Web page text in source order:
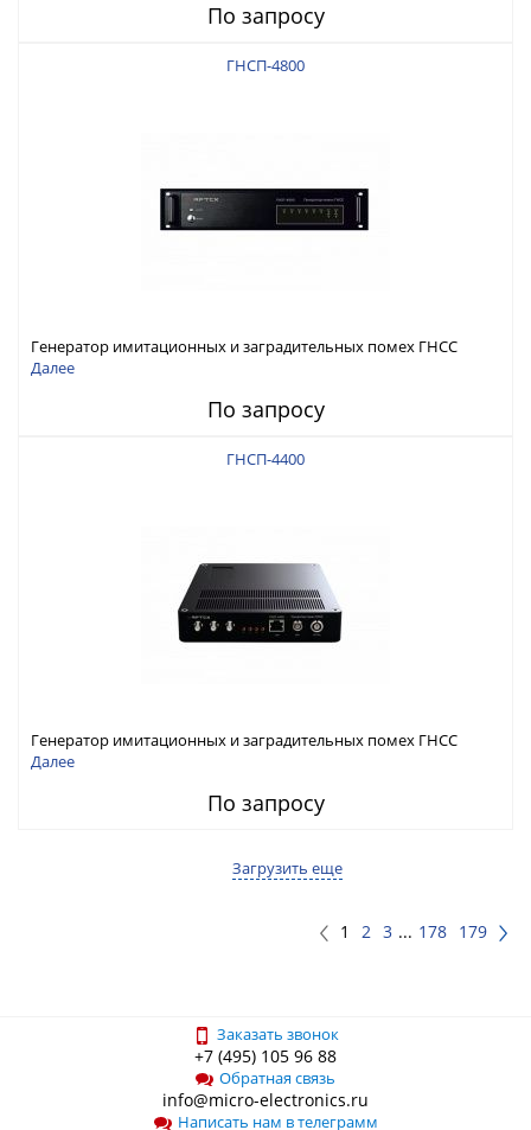
По запросу
ГНСП-4800
Генератор имитационных и заградительных помех ГНСС
RFТех ГНСП-4800
Далее
По запросу
ГНСП-4400
Генератор имитационных и заградительных помех ГНСС
RFТех ГНСП-4400
Далее
По запросу
Загрузить еще
1 2 3 ... 178 179
Заказать звонок
+7 (495) 105 96 88
Обратная связь
info@micro-electronics.ru
Написать нам в телеграмм